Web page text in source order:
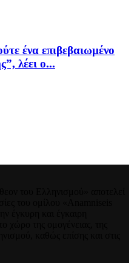
ένα επιβεβαιωμένο
λέει ο...